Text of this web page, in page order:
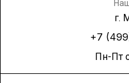
г.
+7
Пн-Пт